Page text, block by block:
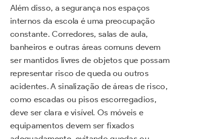
Além disso, a segurança nos espaços
internos da escola é uma preocupação
constante. Corredores, salas de aula,
banheiros e outras áreas comuns devem
ser mantidos livres de objetos que possam
representar risco de queda ou outros
acidentes. A sinalização de áreas de risco,
como escadas ou pisos escorregadios,
deve ser clara e visível. Os móveis e
equipamentos devem ser fixados